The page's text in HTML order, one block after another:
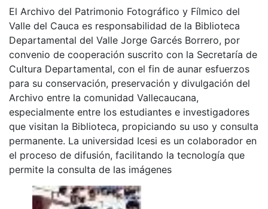
El Archivo del Patrimonio Fotográfico y Fílmico del
Valle del Cauca es responsabilidad de la Biblioteca
Departamental del Valle Jorge Garcés Borrero, por
convenio de cooperación suscrito con la Secretaría de
Cultura Departamental, con el fin de aunar esfuerzos
para su conservación, preservación y divulgación del
Archivo entre la comunidad Vallecaucana,
especialmente entre los estudiantes e investigadores
que visitan la Biblioteca, propiciando su uso y consulta
permanente. La universidad Icesi es un colaborador en
el proceso de difusión, facilitando la tecnología que
permite la consulta de las imágenes